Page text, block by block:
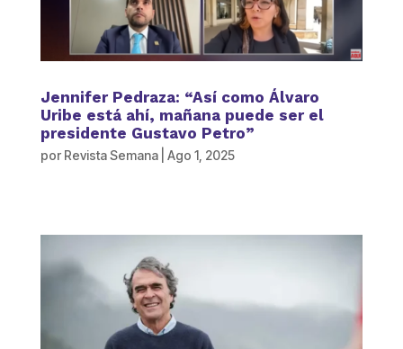
Jennifer Pedraza: “Así como Álvaro
Uribe está ahí, mañana puede ser el
presidente Gustavo Petro”
por Revista Semana| Ago 1, 2025